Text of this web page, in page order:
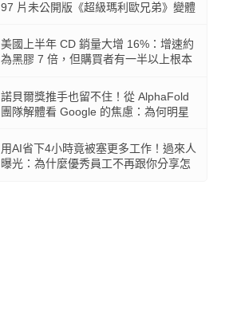
97 片未公開版《超級瑪利歐兄弟》變體
美國上半年 CD 銷量大增 16%：增速約
為黑膠 7 倍，但購買者有一半以上根本
諾貝爾獎推手也留不住！從 AlphaFold
團隊解體看 Google 的焦慮：為何明星
用AI省下4小時竟被塞更多工作！過來人
曝光：為什麼優秀員工不再跟你分享怎